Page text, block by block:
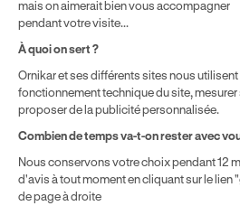
localisation géographique et du type
achetez comme détaillé dans nos
Vente.
mais on aimerait bien vous accompagner
pendant votre visite...
À quoi on sert ?
Ornikar et ses différents sites nous
fonctionnement technique du site,
proposer de la publicité personnalisée.
Combien de temps va-t-on rester avec
Nous conservons votre choix pendant 12
d'avis à tout moment en cliquant sur le lien
de page à droite